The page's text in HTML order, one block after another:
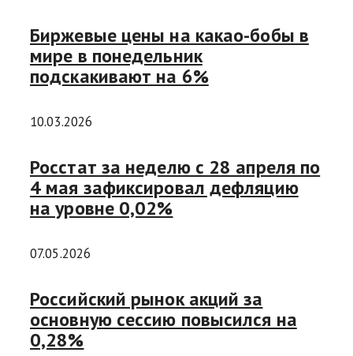
Биржевые цены на какао-бобы в
мире в понедельник
подскакивают на 6%
10.03.2026
Росстат за неделю с 28 апреля по
4 мая зафиксировал дефляцию
на уровне 0,02%
07.05.2026
Российский рынок акций за
основную сессию повысился на
0,28%